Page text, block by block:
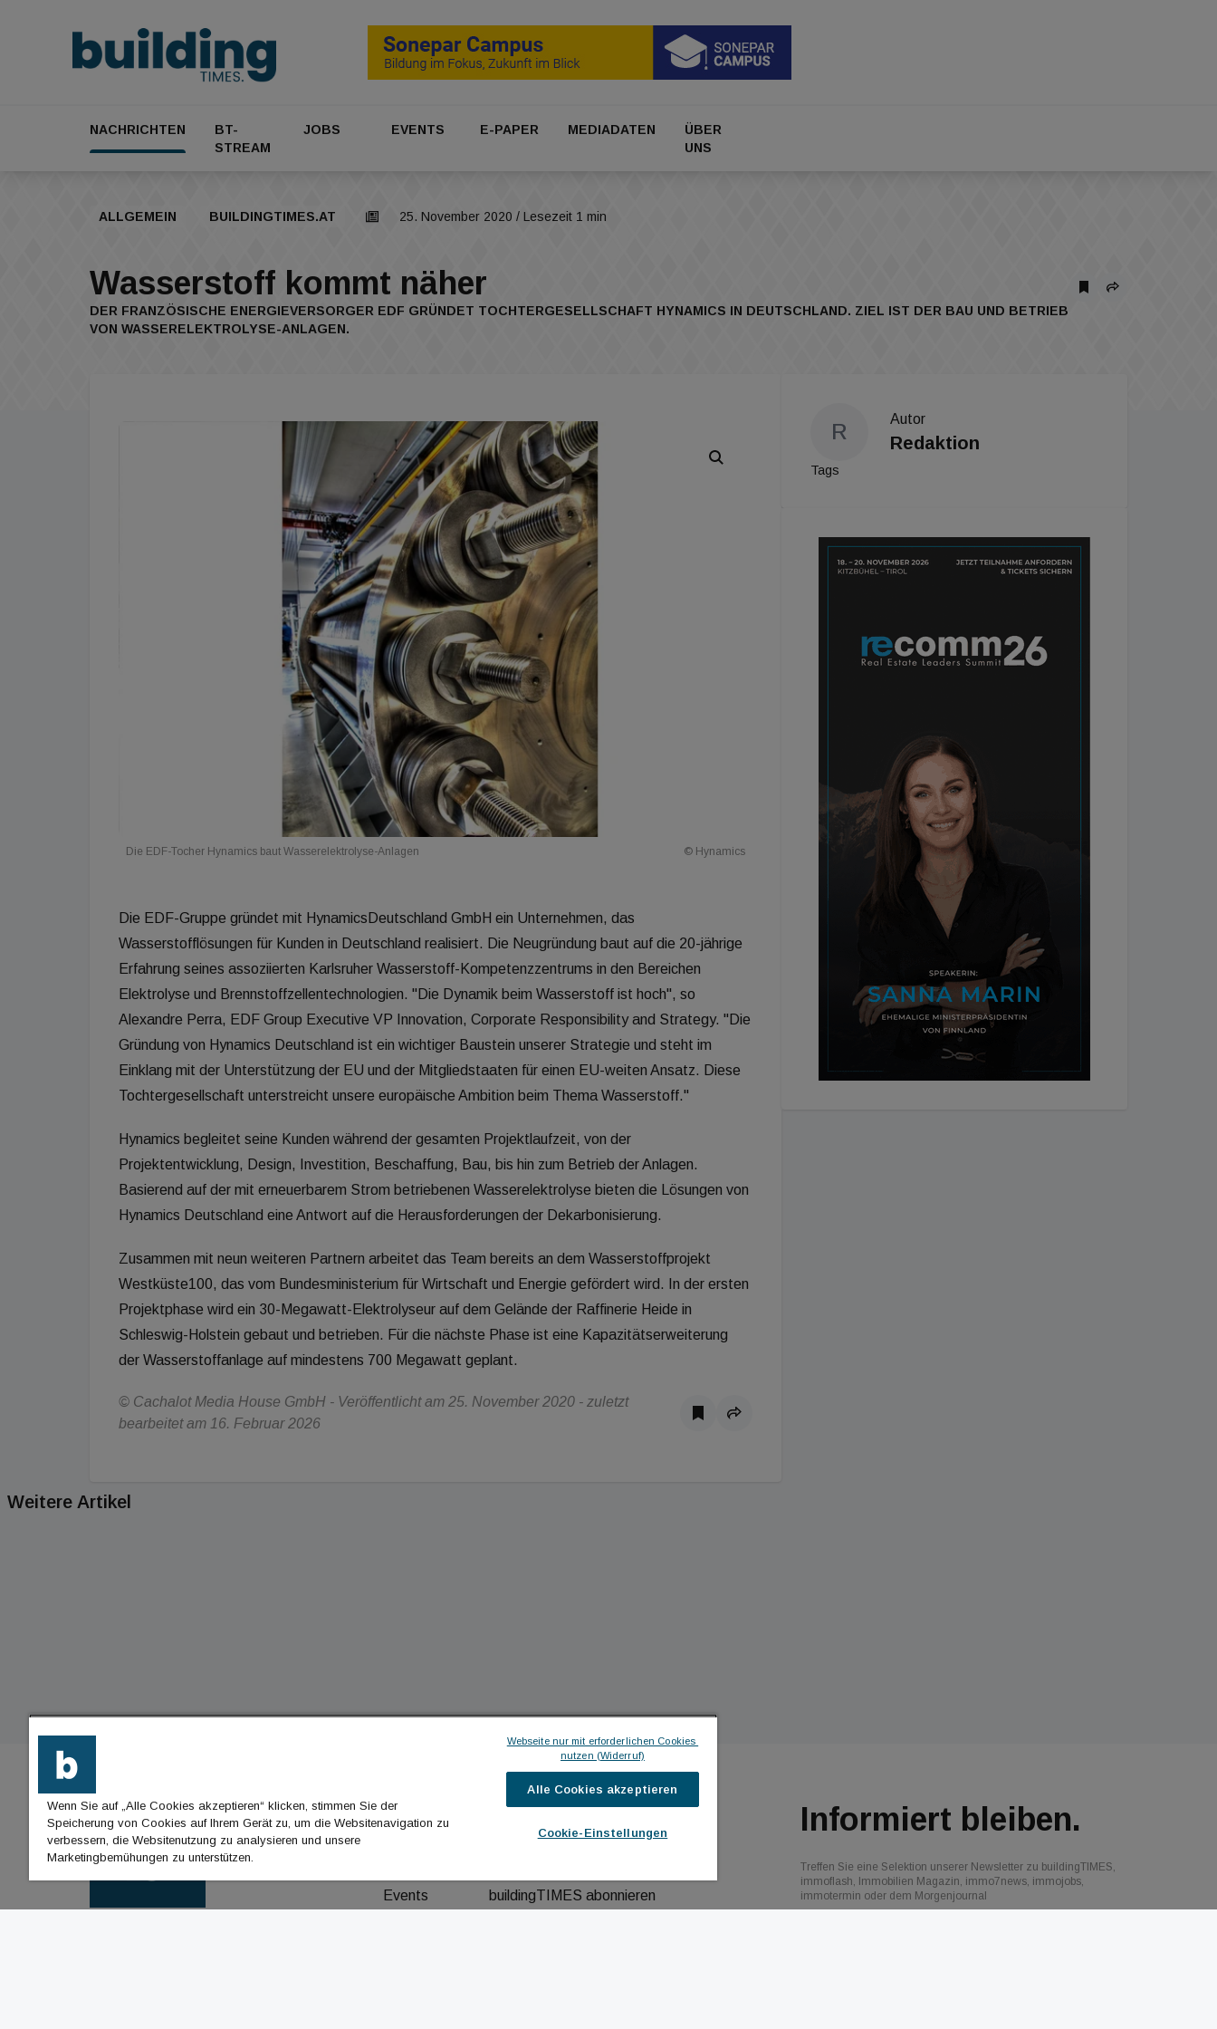
NACHRICHTEN
BT-
STREAM
JOBS EVENTS E-PAPER MEDIADATEN
ÜBER
UNS
ALLGEMEIN BUILDINGTIMES.AT 25. November 2020 / Lesezeit 1 min
Wasserstoff kommt näher
DER FRANZÖSISCHE ENERGIEVERSORGER EDF GRÜNDET TOCHTERGESELLSCHAFT HYNAMICS IN DEUTSCHLAND. ZIEL IST DER BAU UND BETRIEB
VON WASSERELEKTROLYSE-ANLAGEN.
Die EDF-Tocher Hynamics baut Wasserelektrolyse-Anlagen © Hynamics
Die EDF-Gruppe gründet mit HynamicsDeutschland GmbH ein Unternehmen, das
Wasserstofflösungen für Kunden in Deutschland realisiert. Die Neugründung baut auf die 20-jährige
Erfahrung seines assoziierten Karlsruher Wasserstoff-Kompetenzzentrums in den Bereichen
Elektrolyse und Brennstoffzellentechnologien. "Die Dynamik beim Wasserstoff ist hoch", so
Alexandre Perra, EDF Group Executive VP Innovation, Corporate Responsibility and Strategy. "Die
Gründung von Hynamics Deutschland ist ein wichtiger Baustein unserer Strategie und steht im
Einklang mit der Unterstützung der EU und der Mitgliedstaaten für einen EU-weiten Ansatz. Diese
Tochtergesellschaft unterstreicht unsere europäische Ambition beim Thema Wasserstoff."
Hynamics begleitet seine Kunden während der gesamten Projektlaufzeit, von der
Projektentwicklung, Design, Investition, Beschaffung, Bau, bis hin zum Betrieb der Anlagen.
Basierend auf der mit erneuerbarem Strom betriebenen Wasserelektrolyse bieten die Lösungen von
Hynamics Deutschland eine Antwort auf die Herausforderungen der Dekarbonisierung.
Zusammen mit neun weiteren Partnern arbeitet das Team bereits an dem Wasserstoffprojekt
Westküste100, das vom Bundesministerium für Wirtschaft und Energie gefördert wird. In der ersten
Projektphase wird ein 30-Megawatt-Elektrolyseur auf dem Gelände der Raffinerie Heide in
Schleswig-Holstein gebaut und betrieben. Für die nächste Phase ist eine Kapazitätserweiterung
der Wasserstoffanlage auf mindestens 700 Megawatt geplant.
© Cachalot Media House GmbH - Veröffentlicht am 25. November 2020 - zuletzt
bearbeitet am 16. Februar 2026
R
Autor
Redaktion
Tags
Weitere Artikel
BUILDINGTIMES
Events
ICH MÖCHTE ...
buildingTIMES abonnieren
Informiert bleiben.
Treffen Sie eine Selektion unserer Newsletter zu buildingTIMES,
immoflash, Immobilien Magazin, immo7news, immojobs,
immotermin oder dem Morgenjournal
Wenn Sie auf „Alle Cookies akzeptieren“ klicken, stimmen Sie der
Speicherung von Cookies auf Ihrem Gerät zu, um die Websitenavigation zu
verbessern, die Websitenutzung zu analysieren und unsere
Marketingbemühungen zu unterstützen.
Webseite nur mit erforderlichen Cookies
nutzen (Widerruf)
Alle Cookies akzeptieren
Cookie-Einstellungen